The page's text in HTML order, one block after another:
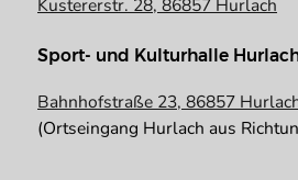
Kustererstr. 28, 86857 Hurlach
Sport- und Kulturhalle
Bahnhofstraße 23, 86857
(Ortseingang Hurlach aus